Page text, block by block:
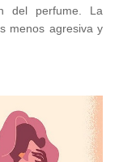
del perfume. La
menos agresiva y